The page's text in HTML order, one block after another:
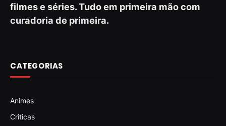
filmes e séries. Tudo em primeira mão com
curadoria de primeira.
CATEGORIAS
Animes
Criticas